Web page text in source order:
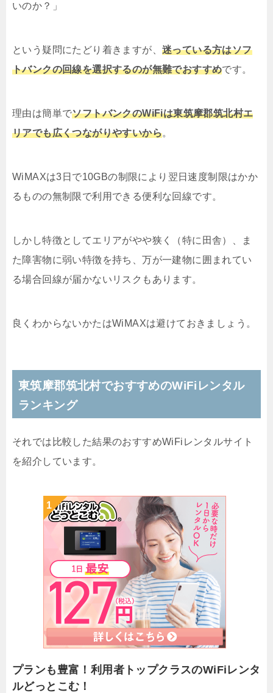
いのか？」
という疑問にたどり着きますが、 迷っている方はソフ
トバンクの回線を選択するのが無難でおすすめです。
理由は簡単でソフトバンクのWiFiは東筑摩郡筑北村エ
リアでも広くつながりやすいから。
WiMAXは3日で10GBの制限により翌日速度制限はかか
るものの無制限で利用できる便利な回線です。
しかし特徴としてエリアがやや狭く（特に田舎）、ま
た障害物に弱い特徴を持ち、万が一建物に囲まれてい
る場合回線が届かないリスクもあります。
良くわからないかたはWiMAXは避けておきましょう。
東筑摩郡筑北村でおすすめのWiFiレンタル
ランキング
それでは比較した結果のおすすめWiFiレンタルサイト
を紹介しています。
プランも豊富！利用者トップクラスのWiFiレンタ
ルどっとこむ！